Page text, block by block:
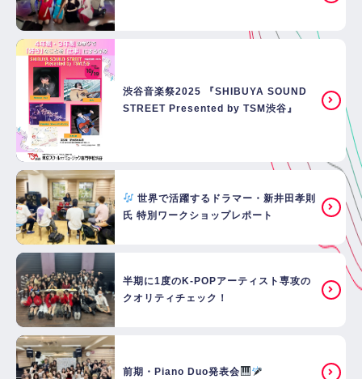
渋谷音楽祭2025 『SHIBUYA SOUND
STREET Presented by TSM渋谷』
世界で活躍するドラマー・新井田孝則
氏 特別ワークショップレポート
半期に1度のK-POPアーティスト専攻の
クオリティチェック！
前期・Piano Duo発表会